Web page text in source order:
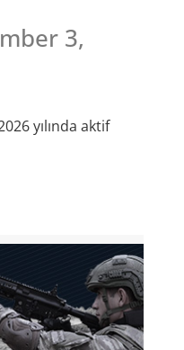
3,
yılında aktif